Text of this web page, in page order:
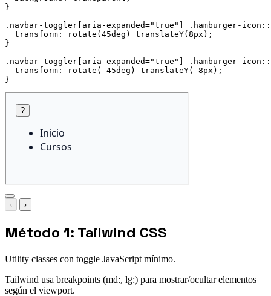
}
.navbar-toggler[aria-expanded="true"] .hamburger-
transform : rotate ( 45deg ) translateY( 8px ) ;
}
.navbar-toggler[aria-expanded="true"] .hamburger-
transform : rotate ( -45deg ) translateY( -8px ) ;
}
‹ ›
Método 1: Tailwind CSS
Utility classes con toggle JavaScript mínimo.
Tailwind usa breakpoints (md:, lg:) para mostrar/ocultar elementos
según el viewport.